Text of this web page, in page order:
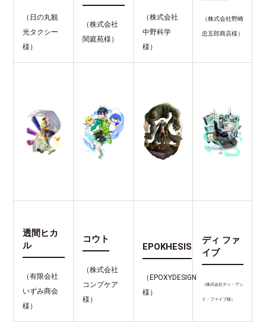
（日の丸観
光タクシー
様）
（株式会社
関庭苑様）
（株式会社
中野科学
様）
（株式会社野崎
忠五郎商店様）
透間ヒカ
ル
（有限会社
いずみ商会
様）
コウト
（株式会社
コンプケア
様）
EPOKHESIS
（EPOXYDESIGN
様）
ディ ファ
イブ
（株式会社ディ・アン
ド・ファイブ様）